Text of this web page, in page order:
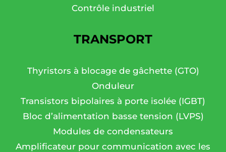
Contrôle industriel
TRANSPORT
Thyristors à blocage de gâchette (GTO)
Onduleur
Transistors bipolaires à porte isolée (IGBT)
Bloc d’alimentation basse tension (LVPS)
Modules de condensateurs
Amplificateur pour communication avec les